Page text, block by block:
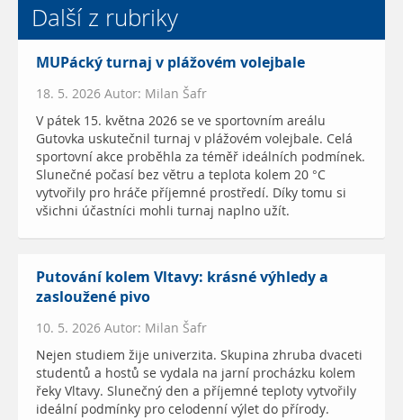
Další z rubriky
MUPácký turnaj v plážovém volejbale
18. 5. 2026 Autor: Milan Šafr
V pátek 15. května 2026 se ve sportovním areálu
Gutovka uskutečnil turnaj v plážovém volejbale. Celá
sportovní akce proběhla za téměř ideálních podmínek.
Slunečné počasí bez větru a teplota kolem 20 °C
vytvořily pro hráče příjemné prostředí. Díky tomu si
všichni účastníci mohli turnaj naplno užít.
Putování kolem Vltavy: krásné výhledy a
zasloužené pivo
10. 5. 2026 Autor: Milan Šafr
Nejen studiem žije univerzita. Skupina zhruba dvaceti
studentů a hostů se vydala na jarní procházku kolem
řeky Vltavy. Slunečný den a příjemné teploty vytvořily
ideální podmínky pro celodenní výlet do přírody.